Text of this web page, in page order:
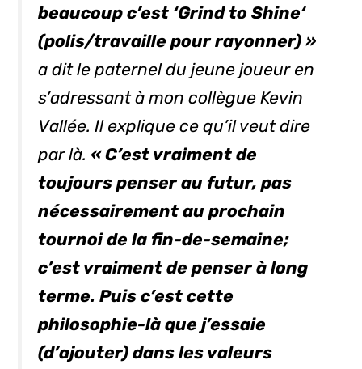
beaucoup c’est ‘Grind to Shine‘
(polis/travaille pour rayonner) »
a dit le paternel du jeune joueur en
s’adressant à mon collègue Kevin
Vallée. Il explique ce qu’il veut dire
par là. « C’est vraiment de
toujours penser au futur, pas
nécessairement au prochain
tournoi de la fin-de-semaine;
c’est vraiment de penser à long
terme. Puis c’est cette
philosophie-là que j’essaie
(d’ajouter) dans les valeurs